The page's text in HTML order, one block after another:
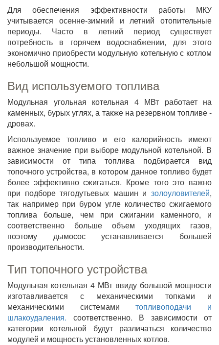
Для обеспечения эффективности работы МКУ
учитывается осенне-зимний и летний отопительные
периоды. Часто в летний период существует
потребность в горячем водоснабжении, для этого
экономично приобрести модульную котельную с котлом
небольшой мощности.
Вид используемого топлива
Модульная угольная котельная 4 МВт работает на
каменных, бурых углях, а также на резервном топливе -
дровах.
Используемое топливо и его калорийность имеют
важное значение при выборе модульной котельной. В
зависимости от типа топлива подбирается вид
топочного устройства, в котором данное топливо будет
более эффективно сжигаться. Кроме того это важно
при подборе тягодутьевых машин и золоуловителей,
так например при буром угле количество сжигаемого
топлива больше, чем при сжигании каменного, и
соответственно больше объем уходящих газов,
поэтому дымосос устанавливается большей
производительности.
Тип топочного устройства
Модульная котельная 4 МВт ввиду большой мощности
изготавливается с механическими топками и
механическими системамитопливоподачи и
шлакоудаления. соответственно. В зависимости от
категории котельной будут различаться количество
модулей и мощность установленных котлов.